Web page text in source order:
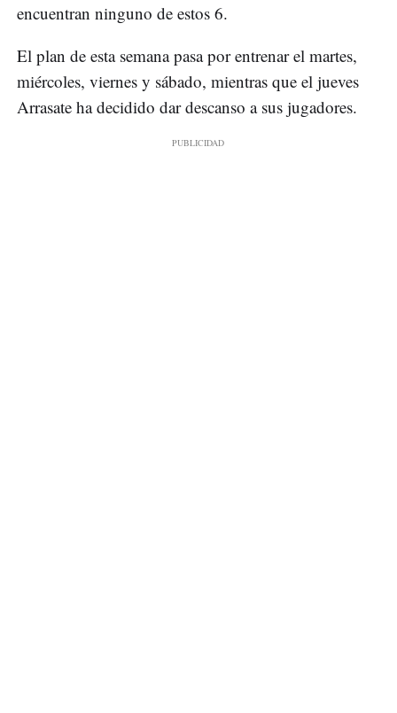
encuentran ninguno de estos 6.
El plan de esta semana pasa por entrenar el martes,
miércoles, viernes y sábado, mientras que el jueves
Arrasate ha decidido dar descanso a sus jugadores.